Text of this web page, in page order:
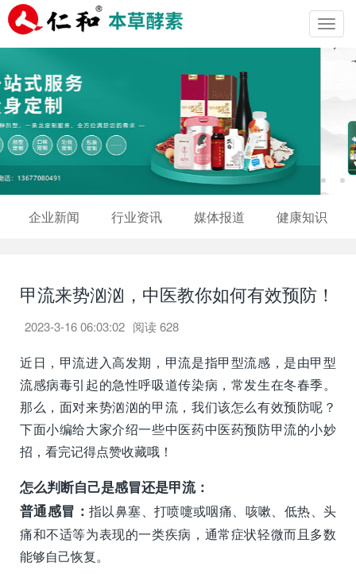
企业新闻 行业资讯 媒体报道 健康知识
甲流来势汹汹，中医教你如何有效预防！
2023-3-16 06:03:02 阅读628
近日，甲流进入高发期，甲流是指甲型流感，是由甲型
流感病毒引起的急性呼吸道传染病，常发生在冬春季。
那么，面对来势汹汹的甲流，我们该怎么有效预防呢？
下面小编给大家介绍一些中医药中医药预防甲流的小妙
招，看完记得点赞收藏哦！
怎么判断自己是感冒还是甲流：
普通感冒： 指以鼻塞、打喷嚏或咽痛、咳嗽、低热、头
痛和不适等为表现的一类疾病，通常症状轻微而且多数
能够自己恢复。